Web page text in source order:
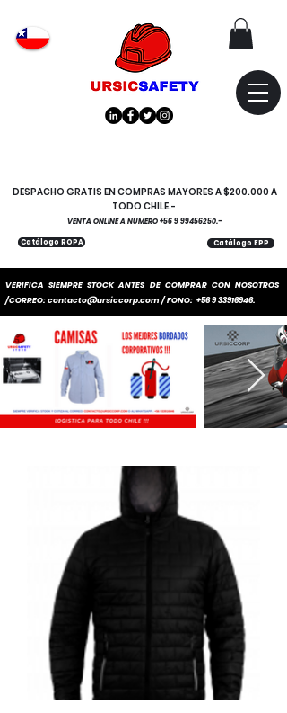
VERIFICA SIEMPRE STOCK ANTES DE COMPRAR CON NOSOTROS
/CORREO:contacto@ursiccorp.com/ FONO: +56 9 33916946.
Catálogo EPP
Catálogo ROPA
DESPACHO GRATIS EN COMPRAS MAYORES A $200.000 A
TODO CHILE.-
VENTA ONLINE A NUMERO+56 9 99456250.-